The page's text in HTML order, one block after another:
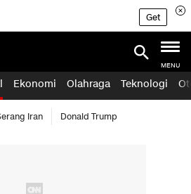
Get
MENU
Ekonomi Olahraga Teknologi
Iran Donald Trump